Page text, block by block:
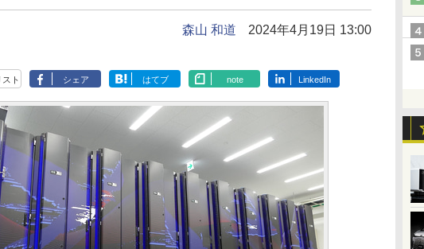
森山 和道 2024年4月19日 13:00
スト シェア はてブ note LinkedIn